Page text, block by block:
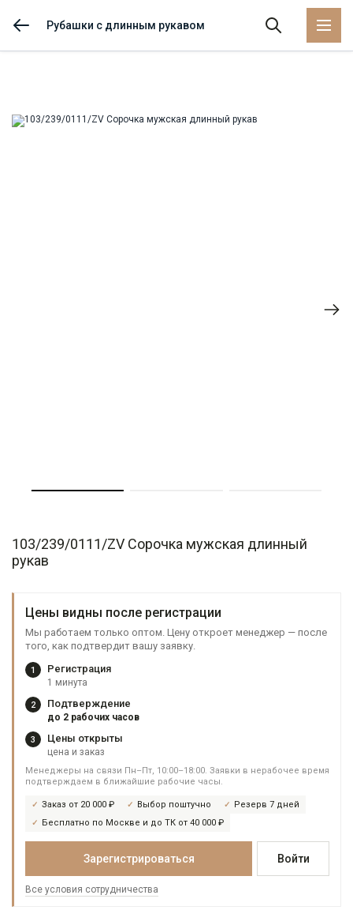
Рубашки с длинным рукавом
103/239/0111/ZV Сорочка мужская длинный
рукав
Цены видны после регистрации
Мы работаем только оптом. Цену откроет менеджер — после
того, как подтвердит вашу заявку.
1 Регистрация
1 минута
2 Подтверждение
до 2 рабочих часов
3 Цены открыты
цена и заказ
Менеджеры на связи Пн–Пт, 10:00–18:00. Заявки в нерабочее время
подтверждаем в ближайшие рабочие часы.
Заказ от 20 000 ₽ Выбор поштучно
Резерв 7 дней
Бесплатно по Москве и до ТК от 40 000 ₽
Зарегистрироваться Войти
Все условия сотрудничества